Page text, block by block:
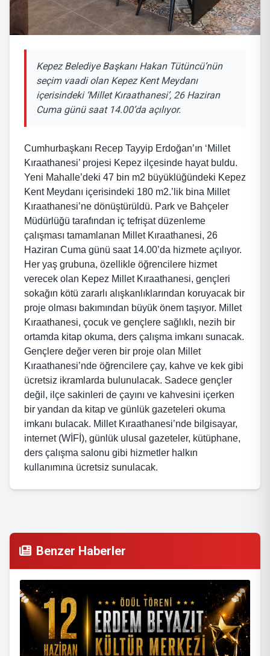
Kepez Belediye Başkanı Hakan Tütüncü’nün
seçim vaadi olan Kepez Kent Meydanı
içerisindeki ‘Millet Kıraathanesi’, 26 Haziran
Cuma günü saat 14.00’da açılıyor.
Cumhurbaşkanı Recep Tayyip Erdoğan’ın ‘Millet
Kıraathanesi’ projesi Kepez ilçesinde hayat buldu.
Yeni Mahalle’deki 47 bin m2 büyüklüğündeki Kepez
Kent Meydanı içerisindeki 180 m2.’lik bina Millet
Kıraathanesi’ne dönüştürüldü. Park ve Bahçeler
Müdürlüğü tarafından iç tefrişat düzenleme
çalışması tamamlanan Millet Kıraathanesi, 26
Haziran Cuma günü saat 14.00’da hizmete açılıyor.
Her yaş grubuna, özellikle öğrencilere hizmet
verecek olan Kepez Millet Kıraathanesi, gençleri
sokağın kötü zararlı alışkanlıklarından koruyacak bir
proje olması bakımından büyük önem taşıyor. Millet
Kıraathanesi, çocuk ve gençlere sağlıklı, nezih bir
ortamda kitap okuma, ders çalışma imkanı sunacak.
Gençlere değer veren bir proje olan Millet
Kıraathanesi’nde öğrencilere çay, kahve ve kek gibi
ücretsiz ikramlarda bulunulacak. Sadece gençler
değil, ilçe sakinleri de çayını ve kahvesini içerken
bir yandan da kitap ve günlük gazeteleri okuma
imkanı bulacak. Millet Kıraathanesi’nde bilgisayar,
internet (WİFİ), günlük ulusal gazeteler, kütüphane,
ders çalışma salonu gibi hizmetler halkın
kullanımına ücretsiz sunulacak.
Benzer Haberler